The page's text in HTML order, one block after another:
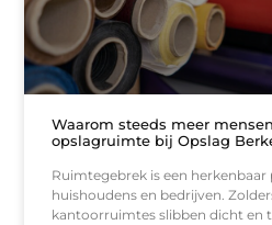
Waarom steeds meer
opslagruimte bij Opslag
Ruimtegebrek is een
huishoudens en bedrijven.
kantoorruimtes slibben dicht en